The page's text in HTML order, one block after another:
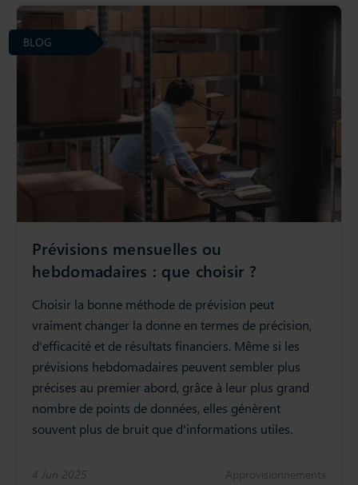
Prévisions mensuelles ou
hebdomadaires : que choisir ?
Choisir la bonne méthode de prévision peut
vraiment changer la donne en termes de précision,
d'efficacité et de résultats financiers. Même si les
prévisions hebdomadaires peuvent sembler plus
précises au premier abord, grâce à leur plus grand
nombre de points de données, elles génèrent
souvent plus de bruit que d'informations utiles.
4 Jun 2025 Approvisionnements
BLOG